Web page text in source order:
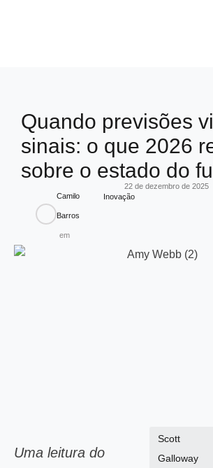
Quando previsões
sinais: o que 2026
sobre o estado do
Camilo
Barros
em
Inovação
22 de dezembro de 2025
Uma leitura do
Scott
Galloway